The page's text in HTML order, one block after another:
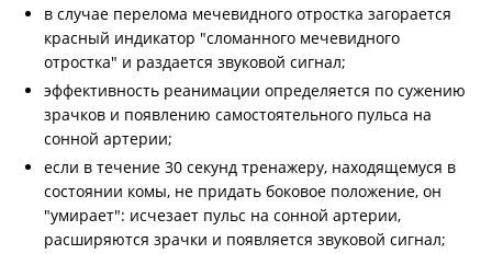
в случае перелома мечевидного отростка загорается
красный индикатор "сломанного мечевидного
отростка" и раздается звуковой сигнал;
эффективность реанимации определяется по сужению
зрачков и появлению самостоятельного пульса на
сонной артерии;
если в течение 30 секунд тренажеру, находящемуся в
состоянии комы, не придать боковое положение, он
"умирает": исчезает пульс на сонной артерии,
расширяются зрачки и появляется звуковой сигнал;